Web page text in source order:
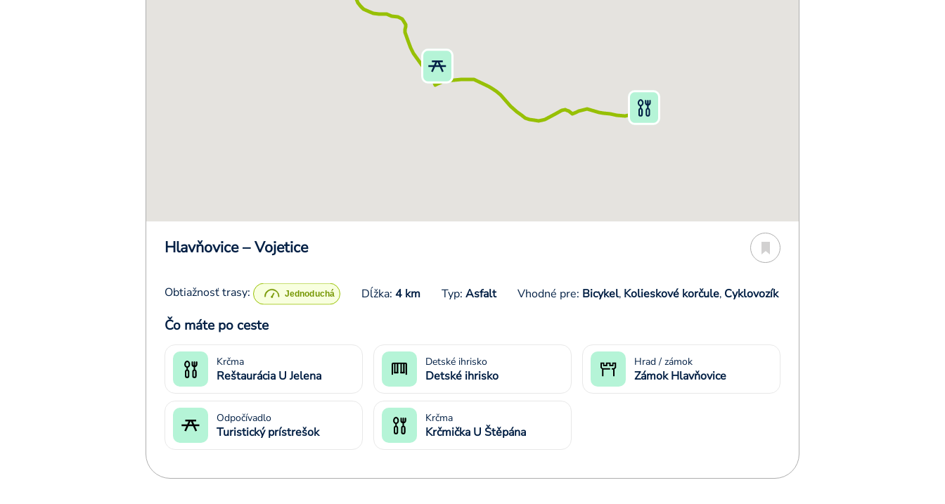
Hlavňovice – Vojetice
Obtiažnosť trasy: Dĺžka: 4 km Typ: Asfalt Vhodné pre: Bicykel, Kolieskové korčule, Cyklovozík
Čo máte po ceste
Krčma
Reštaurácia U Jelena
Detské ihrisko
Detské ihrisko
Hrad / zámok
Zámok Hlavňovice
Odpočívadlo
Turistický prístrešok
Krčma
Krčmička U Štěpána